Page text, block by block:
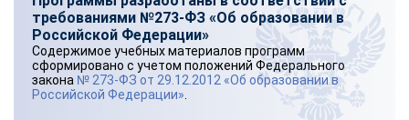
требованиями №273-ФЗ «Об образовании в
Российской Федерации»
Содержимое учебных материалов программ
сформировано с учетом положений Федерального
закона № 273-ФЗ от 29.12.2012 «Об образовании в
Российской Федерации»